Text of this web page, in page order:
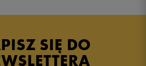
SIĘ DO